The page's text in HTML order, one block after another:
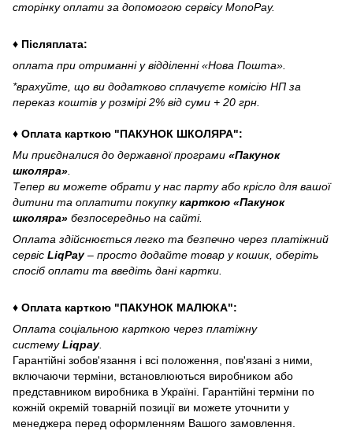
сторінку оплати за допомогою сервісу MonoPay.
♦ Післяплата:
оплата при отриманні у відділенні «Нова Пошта».
*врахуйте, що ви додатково сплачуєте комісію НП за
переказ коштів у розмірі 2% від суми + 20 грн.
♦ Оплата карткою "ПАКУНОК ШКОЛЯРА":
Ми приєдналися до державної програми «Пакунок
школяра».
Тепер ви можете обрати у нас парту або крісло для вашої
дитини та оплатити покупкукарткою «Пакунок
школяра» безпосередньо на сайті.
Оплата здійснюється легко та безпечно через платіжний
сервіс LiqPay– просто додайте товар у кошик, оберіть
спосіб оплати та введіть дані картки.
♦ Оплата карткою "ПАКУНОК МАЛЮКА":
Оплата соціальною карткою через платіжну
системуLiqpay.
Гарантійні зобов'язання і всі положення, пов'язані з ними,
включаючи терміни, встановлюються виробником або
представником виробника в Україні. Гарантійні терміни по
кожній окремій товарній позиції ви можете уточнити у
менеджера перед оформленням Вашого замовлення.